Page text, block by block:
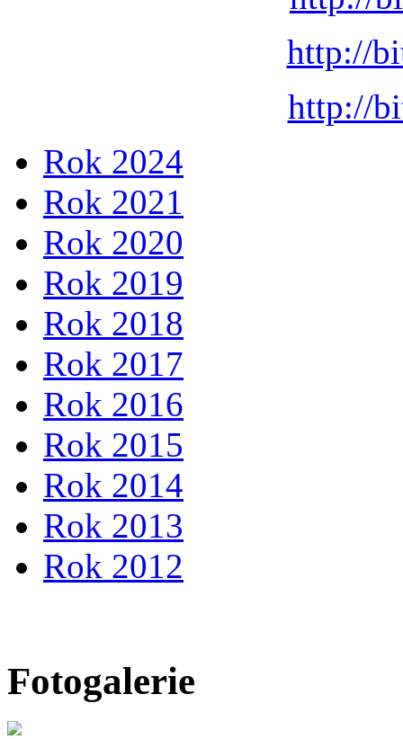
http://
http://
Rok 2024
Rok 2021
Rok 2020
Rok 2019
Rok 2018
Rok 2017
Rok 2016
Rok 2015
Rok 2014
Rok 2013
Rok 2012
Fotogalerie